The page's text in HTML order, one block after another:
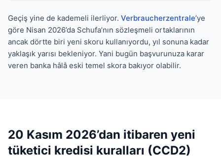
Geçiş yine de kademeli ilerliyor. Verbraucherzentrale’ye
göre Nisan 2026’da Schufa’nın sözleşmeli ortaklarının
ancak dörtte biri yeni skoru kullanıyordu, yıl sonuna kadar
yaklaşık yarısı bekleniyor. Yani bugün başvurunuza karar
veren banka hâlâ eski temel skora bakıyor olabilir.
20 Kasım 2026’dan itibaren yeni
tüketici kredisi kuralları (CCD2)